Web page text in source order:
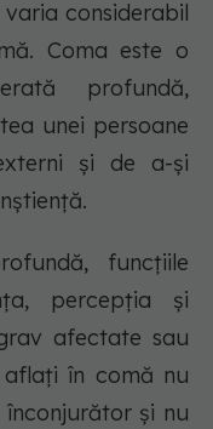
considerabil
Coma este o
profundă,
unei persoane
și de a-și
funcțiile
percepția și
afectate sau
aflați în comă nu
și nu